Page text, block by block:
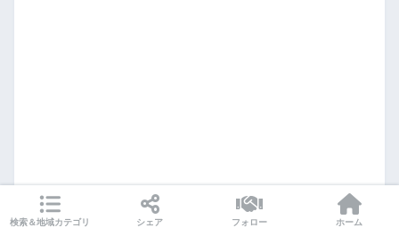
検索＆地域カテゴリ シェア フォロー ホーム